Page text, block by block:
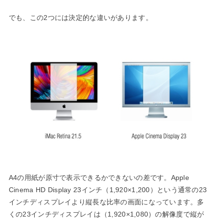
でも、この2つには決定的な違いがあります。
A4の用紙が原寸で表示できるかできないの差です。Apple
Cinema HD Display 23インチ（1,920×1,200）という通常の23
インチディスプレイより縦長な比率の画面になっています。多
くの23インチディスプレイは（1,920×1,080）の解像度で縦が